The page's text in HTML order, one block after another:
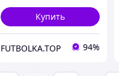
Купить
FUTBOLKA.TOP 94%